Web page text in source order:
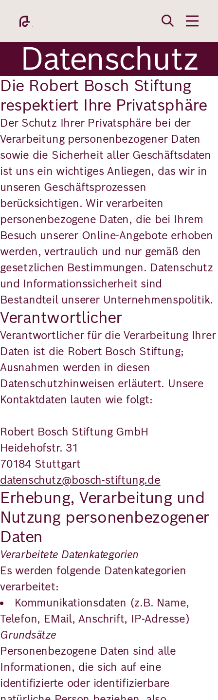
Inhalt
Academy
Fellowship
Fellows
Richard
von
Weizsäcker
Forum
Veranstaltungen
Perspectives
Deutsch Englisch
Datenschutz
Die Robert Bosch Stiftung
respektiert Ihre Privatsphäre
Der Schutz Ihrer Privatsphäre bei der
Verarbeitung personenbezogener Daten
sowie die Sicherheit aller Geschäftsdaten
ist uns ein wichtiges Anliegen, das wir in
unseren Geschäftsprozessen
berücksichtigen. Wir verarbeiten
personenbezogene Daten, die bei Ihrem
Besuch unserer Online-Angebote erhoben
werden, vertraulich und nur gemäß den
gesetzlichen Bestimmungen. Datenschutz
und Informationssicherheit sind
Bestandteil unserer Unternehmenspolitik.
Verantwortlicher
Verantwortlicher für die Verarbeitung Ihrer
Daten ist die Robert Bosch Stiftung;
Ausnahmen werden in diesen
Datenschutzhinweisen erläutert. Unsere
Kontaktdaten lauten wie folgt:
Robert Bosch Stiftung GmbH
Heidehofstr. 31
70184 Stuttgart
datenschutz@bosch-stiftung.de
Erhebung, Verarbeitung und
Nutzung personenbezogener
Daten
Verarbeitete Datenkategorien
Es werden folgende Datenkategorien
verarbeitet:
Kommunikationsdaten (z.B. Name,
Telefon, EMail, Anschrift, IP-Adresse)
Grundsätze
Personenbezogene Daten sind alle
Informationen, die sich auf eine
identifizierte oder identifizierbare